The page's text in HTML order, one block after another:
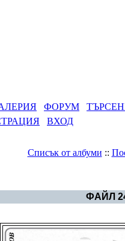
ФОРУМ
ВХОД
Списък от албуми ::
ФАЙЛ